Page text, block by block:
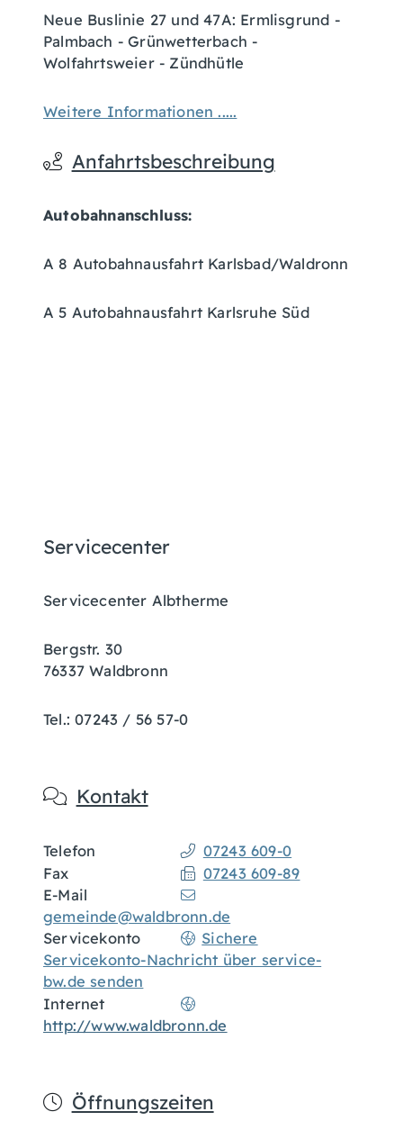
Neue Buslinie 27 und 47A: Ermlisgrund -
Palmbach - Grünwetterbach -
Wolfahrtsweier - Zündhütle
Weitere Informationen .....
Anfahrtsbeschreibung
Autobahnanschluss:
A 8 Autobahnausfahrt Karlsbad/Waldronn
A 5 Autobahnausfahrt Karlsruhe Süd
Servicecenter
Servicecenter Albtherme
Bergstr. 30
76337 Waldbronn
Tel.: 07243 / 56 57-0
Kontakt
Telefon
07243 609-0
Fax
07243 609-89
E-Mail
gemeinde@waldbronn.de
Servicekonto
Sichere
Servicekonto-Nachricht über service-
bw.de senden
Internet
http://www.waldbronn.de
Öffnungszeiten